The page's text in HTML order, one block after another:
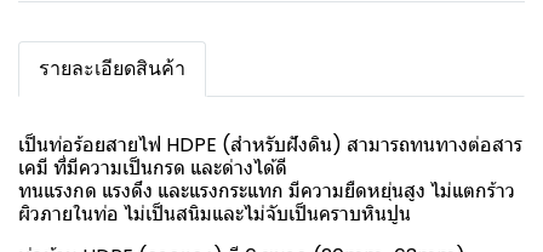
รายละเอียดสินค้า
เป็นท่อร้อยสายไฟ HDPE (สำหรับฝังดิน) สามารถทนทางต่อสาร
เคมี ที่มีความเป็นกรด และด่างได้ดี
ทนแรงกด แรงดึง และแรงกระแทก มีความยืดหยุ่นสูง ไม่แตกร้าว
ผิวภายในท่อ ไม่เป็นสนิมและไม่จับเป็นคราบหินปูน